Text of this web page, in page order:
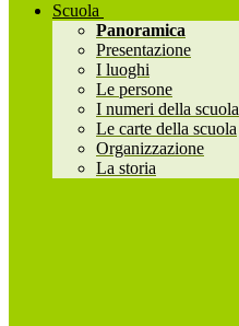
Scuola
Panoramica
Presentazione
I luoghi
Le persone
I numeri della scuola
Le carte della scuola
Organizzazione
La storia